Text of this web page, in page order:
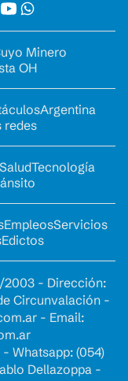
Minero
OH
Argentina
redes
Tecnología
EmpleosServicios
Edictos
2003 - Dirección:
Circunvalación -
- Email:
- Whatsapp: (054)
Dellazoppa -